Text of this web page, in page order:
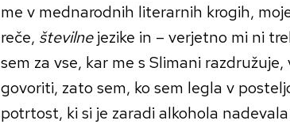
me v mednarodnih literarnih krogih,
reče, številnejezike in – verjetno mi ni
sem za vse, kar me s Slimani
govoriti, zato sem, ko sem legla v
potrtost, ki si je zaradi alkohola